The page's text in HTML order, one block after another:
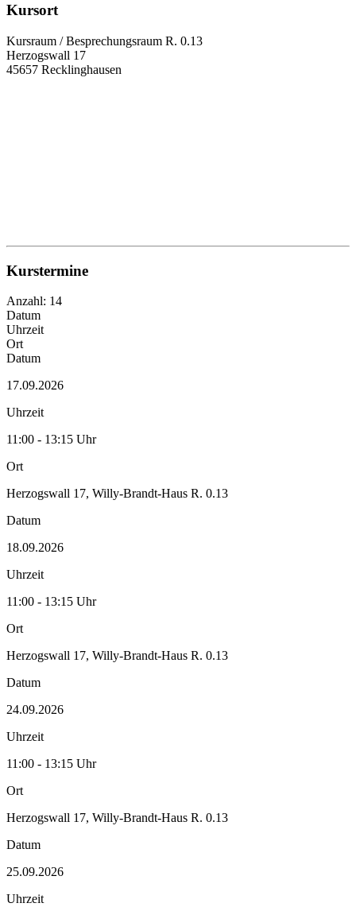
Kursort
Kursraum / Besprechungsraum R. 0.13
Herzogswall 17
45657 Recklinghausen
Kurstermine
Anzahl: 14
Datum
Uhrzeit
Ort
Datum
17.09.2026
Uhrzeit
11:00 - 13:15 Uhr
Ort
Herzogswall 17, Willy-Brandt-Haus R. 0.13
Datum
18.09.2026
Uhrzeit
11:00 - 13:15 Uhr
Ort
Herzogswall 17, Willy-Brandt-Haus R. 0.13
Datum
24.09.2026
Uhrzeit
11:00 - 13:15 Uhr
Ort
Herzogswall 17, Willy-Brandt-Haus R. 0.13
Datum
25.09.2026
Uhrzeit